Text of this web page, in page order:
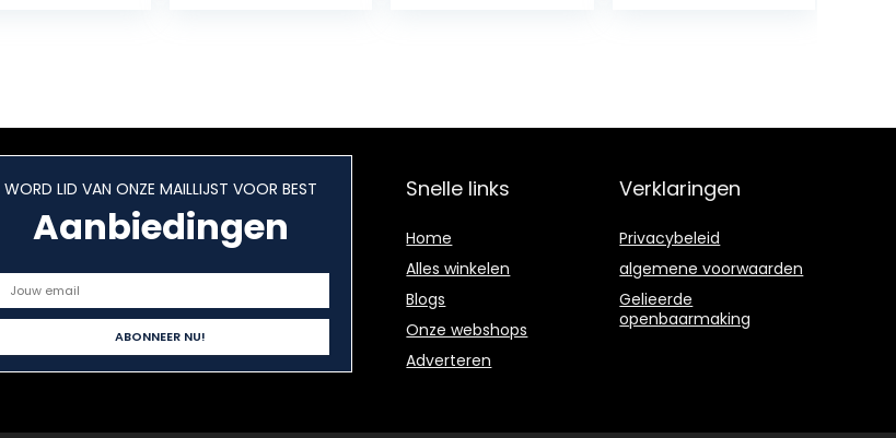
en
giftig,
WORD LID VAN ONZE MAILLIJST VOOR BEST
Aanbiedingen
Snelle links
Home
Alles winkelen
Blogs
Onze webshops
Adverteren
Verklaringen
Privacybeleid
algemene voorwaarden
Gelieerde
openbaarmaking